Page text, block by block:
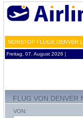
NONSTOP FLÜGE DENVER
Freitag, 07. August 2026 ¦
FLUG VON DENVER
VON: